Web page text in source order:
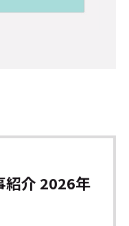
紹介 2026年